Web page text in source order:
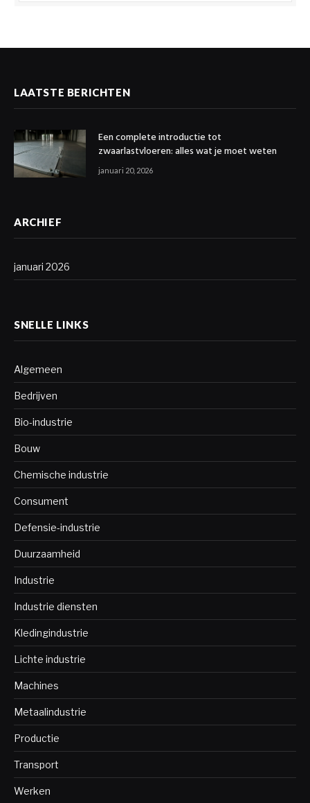
LAATSTE BERICHTEN
Een complete introductie tot
zwaarlastvloeren: alles wat je moet weten
januari 20, 2026
ARCHIEF
januari 2026
SNELLE LINKS
Algemeen
Bedrijven
Bio-industrie
Bouw
Chemische industrie
Consument
Defensie-industrie
Duurzaamheid
Industrie
Industrie diensten
Kledingindustrie
Lichte industrie
Machines
Metaalindustrie
Productie
Transport
Werken